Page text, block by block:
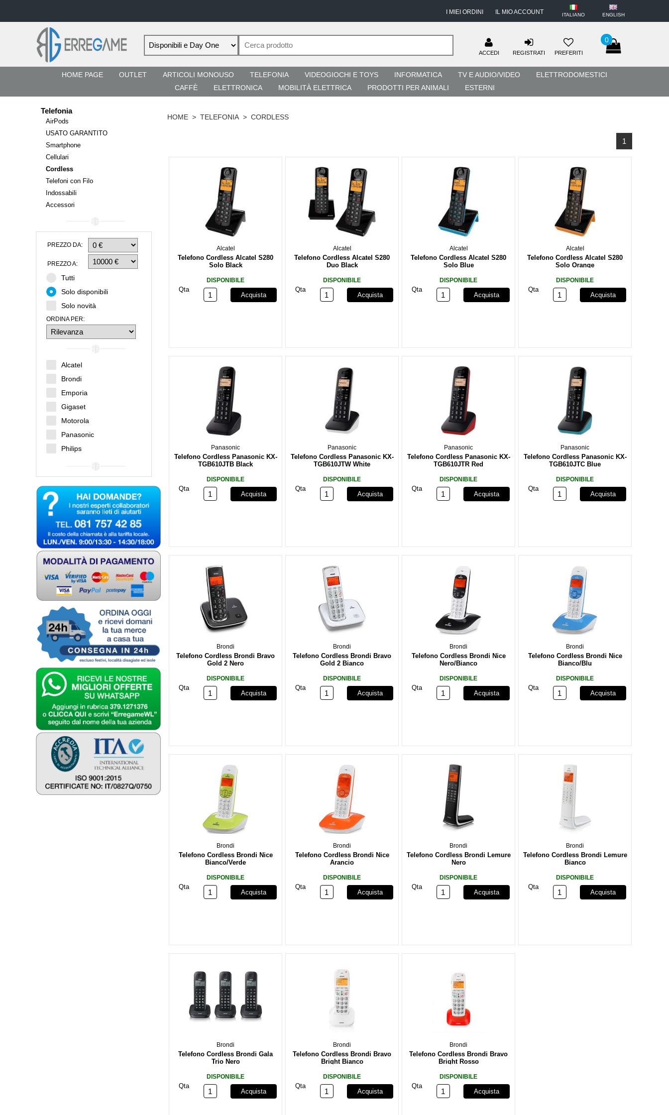
ITALIANO ENGLISH
IL MIO ACCOUNT
I MIEI ORDINI
0
PREFERITI
REGISTRATI
ACCEDI
HOME PAGE OUTLET ARTICOLI MONOUSO TELEFONIA VIDEOGIOCHI E TOYS INFORMATICA TV E AUDIO/VIDEO
ELETTRODOMESTICI
CAFFÈ
ELETTRONICA MOBILITÀ ELETTRICA PRODOTTI PER ANIMALI ESTERNI
Telefonia
AirPods
USATO GARANTITO
Smartphone
Cellulari
Cordless
Telefoni con Filo
Indossabili
Accessori
PREZZO DA:
PREZZO A:
Tutti
Solo disponibili
Solo novità
ORDINA PER:
Alcatel
Brondi
Emporia
Gigaset
Motorola
Panasonic
Philips
HOME > TELEFONIA > CORDLESS
1
Alcatel
Telefono Cordless Alcatel S280
Solo Black
DISPONIBILE
Qta
Acquista
Alcatel
Telefono Cordless Alcatel S280
Duo Black
DISPONIBILE
Qta
Acquista
Alcatel
Telefono Cordless Alcatel S280
Solo Blue
DISPONIBILE
Qta
Acquista
Alcatel
Telefono Cordless Alcatel S280
Solo Orange
DISPONIBILE
Qta
Acquista
Panasonic
Telefono Cordless Panasonic KX-
TGB610JTB Black
DISPONIBILE
Qta
Acquista
Panasonic
Telefono Cordless Panasonic KX-
TGB610JTW White
DISPONIBILE
Qta
Acquista
Panasonic
Telefono Cordless Panasonic KX-
TGB610JTR Red
DISPONIBILE
Qta
Acquista
Panasonic
Telefono Cordless Panasonic KX-
TGB610JTC Blue
DISPONIBILE
Qta
Acquista
Brondi
Telefono Cordless Brondi Bravo
Gold 2 Nero
DISPONIBILE
Qta
Acquista
Brondi
Telefono Cordless Brondi Bravo
Gold 2 Bianco
DISPONIBILE
Qta
Acquista
Brondi
Telefono Cordless Brondi Nice
Nero/Bianco
DISPONIBILE
Qta
Acquista
Brondi
Telefono Cordless Brondi Nice
Bianco/Blu
DISPONIBILE
Qta
Acquista
Brondi
Telefono Cordless Brondi Nice
Bianco/Verde
DISPONIBILE
Qta
Acquista
Brondi
Telefono Cordless Brondi Nice
Arancio
DISPONIBILE
Qta
Acquista
Brondi
Telefono Cordless Brondi Lemure
Nero
DISPONIBILE
Qta
Acquista
Brondi
Telefono Cordless Brondi Lemure
Bianco
DISPONIBILE
Qta
Acquista
Brondi
Telefono Cordless Brondi Gala
Trio Nero
DISPONIBILE
Qta
Acquista
Brondi
Telefono Cordless Brondi Bravo
Bright Bianco
DISPONIBILE
Qta
Acquista
Brondi
Telefono Cordless Brondi Bravo
Bright Rosso
DISPONIBILE
Qta
Acquista